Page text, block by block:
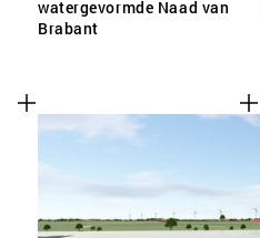
watergevormde Naad van
Brabant